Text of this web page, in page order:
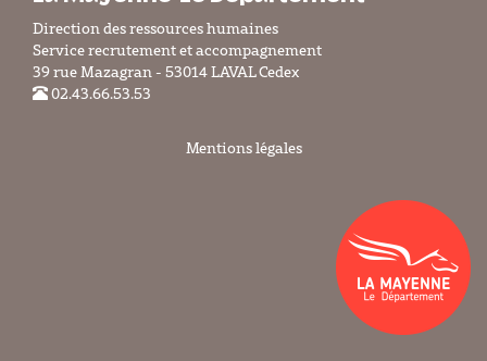
Direction des ressources humaines
Service recrutement et accompagnement
39 rue Mazagran - 53014 LAVAL Cedex
02.43.66.53.53
Mentions légales